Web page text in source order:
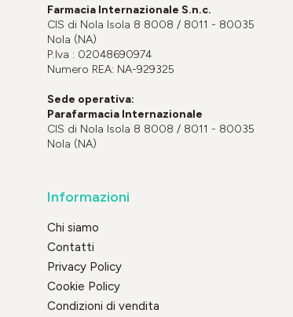
Farmacia Internazionale S.n.c.
CIS di Nola Isola 8 8008 / 8011 - 80035
Nola (NA)
P.Iva : 02048690974
Numero REA: NA-929325
Sede operativa:
Parafarmacia Internazionale
CIS di Nola Isola 8 8008 / 8011 - 80035
Nola (NA)
Informazioni
Chi siamo
Contatti
Privacy Policy
Cookie Policy
Condizioni di vendita